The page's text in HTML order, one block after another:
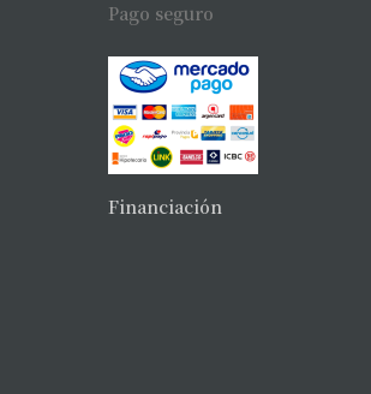
Pago seguro
Financiación